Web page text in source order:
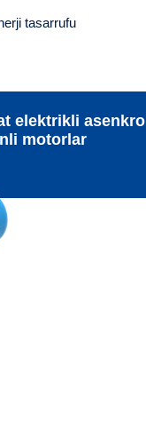
tasarrufu
elektrikli
motorlar